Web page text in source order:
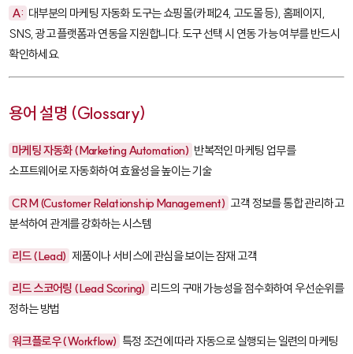
A: 대부분의 마케팅 자동화 도구는 쇼핑몰(카페24, 고도몰 등), 홈페이지,
SNS, 광고 플랫폼과 연동을 지원합니다. 도구 선택 시 연동 가능 여부를 반드시
확인하세요.
용어 설명 (Glossary)
마케팅 자동화 (Marketing Automation) 반복적인 마케팅 업무를
소프트웨어로 자동화하여 효율성을 높이는 기술
CRM (Customer Relationship Management) 고객 정보를 통합 관리하고
분석하여 관계를 강화하는 시스템
리드 (Lead) 제품이나 서비스에 관심을 보이는 잠재 고객
리드 스코어링 (Lead Scoring) 리드의 구매 가능성을 점수화하여 우선순위를
정하는 방법
워크플로우 (Workflow) 특정 조건에 따라 자동으로 실행되는 일련의 마케팅